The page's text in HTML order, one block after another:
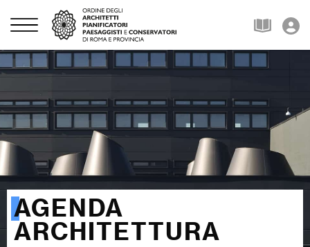
AGENDA
ARCHITETTURA